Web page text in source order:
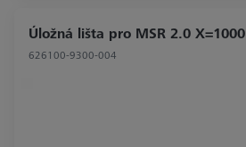
Úložná lišta pro MSR 2.0 X=1000
626100-9300-004